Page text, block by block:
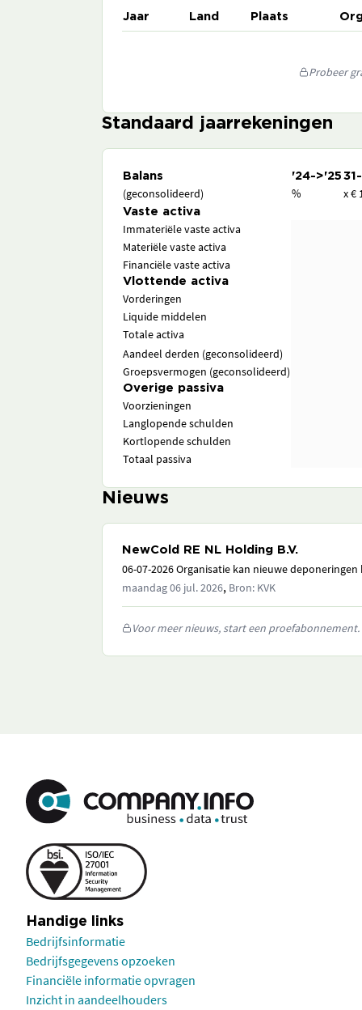
Jaar Land Plaats
Probeer
Standaard jaarrekeningen
Balans '24->'25
(geconsolideerd) % x €
Vaste activa
Immateriële vaste activa
Materiële vaste activa
Financiële vaste activa
Vlottende activa
Vorderingen
Liquide middelen
Totale activa
Aandeel derden (geconsolideerd)
Groepsvermogen (geconsolideerd)
Overige passiva
Voorzieningen
Langlopende schulden
Kortlopende schulden
Totaal passiva
Nieuws
NewCold RE NL Holding B.V.
06-07-2026 Organisatie kan nieuwe
maandag 06 jul. 2026, Bron: KVK
Voor meer nieuws, start een proefabonnement.
Handige links
Bedrijfsinformatie
Bedrijfsgegevens opzoeken
Financiële informatie opvragen
Inzicht in aandeelhouders